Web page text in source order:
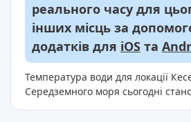
реального часу для
інших місць за
додатків для iOS та
Температура води для локації
Середземного моря сьогодні